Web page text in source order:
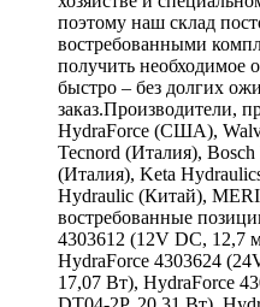
поэтому наш склад
востребованными
получить необходимое
быстро – без долгих
заказ.Производители,
HydraForce (США),
Tecnord (Италия),
(Италия), Keta
Hydraulic (Китай),
востребованные
4303612 (12V DC, 12,7
HydraForce 4303624
17,07 Вт), HydraForce